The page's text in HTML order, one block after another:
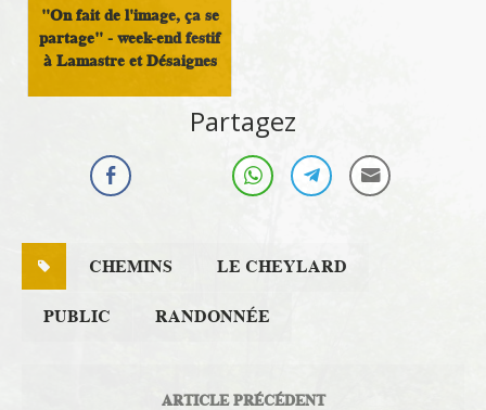
"On fait de l'image, ça se
partage" - week-end festif
à Lamastre et Désaignes
Partagez
CHEMINS LE CHEYLARD
PUBLIC RANDONNÉE
ARTICLE PRÉCÉDENT